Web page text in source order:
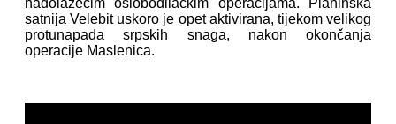
nadolazećim oslobodilačkim operacijama. Planinska
satnija Velebit uskoro je opet aktivirana, tijekom velikog
protunapada srpskih snaga, nakon okončanja
operacije Maslenica.